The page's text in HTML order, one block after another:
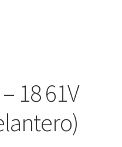
18 61V